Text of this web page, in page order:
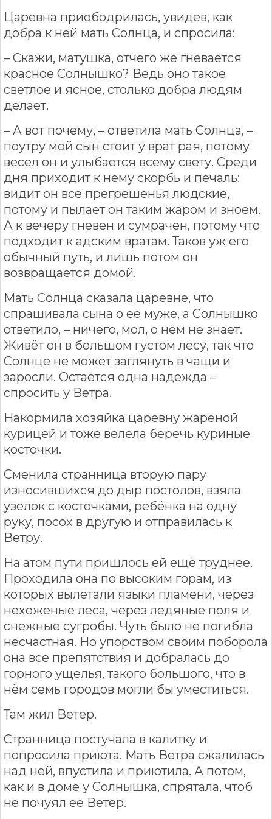
Царевна приободрилась, увидев, как
добра к ней мать Солнца, и спросила:
– Скажи, матушка, отчего же гневается
красное Солнышко? Ведь оно такое
светлое и ясное, столько добра людям
делает.
– А вот почему, – ответила мать Солнца, –
поутру мой сын стоит у врат рая, потому
весел он и улыбается всему свету. Среди
дня приходит к нему скорбь и печаль:
видит он все прегрешенья людские,
потому и пылает он таким жаром и зноем.
А к вечеру гневен и сумрачен, потому что
подходит к адским вратам. Таков уж его
обычный путь, и лишь потом он
возвращается домой.
Мать Солнца сказала царевне, что
спрашивала сына о её муже, а Солнышко
ответило, – ничего, мол, о нём не знает.
Живёт он в большом густом лесу, так что
Солнце не может заглянуть в чащи и
заросли. Остаётся одна надежда –
спросить у Ветра.
Накормила хозяйка царевну жареной
курицей и тоже велела беречь куриные
косточки.
Сменила странница вторую пару
износившихся до дыр постолов, взяла
узелок с косточками, ребёнка на одну
руку, посох в другую и отправилась к
Ветру.
На атом пути пришлось ей ещё труднее.
Проходила она по высоким горам, из
которых вылетали языки пламени, через
нехоженые леса, через ледяные поля и
снежные сугробы. Чуть было не погибла
несчастная. Но упорством своим поборола
она все препятствия и добралась до
горного ущелья, такого большого, что в
нём семь городов могли бы уместиться.
Там жил Ветер.
Странница постучала в калитку и
попросила приюта. Мать Ветра сжалилась
над ней, впустила и приютила. А потом,
как и в доме у Солнышка, спрятала, чтоб
не почуял её Ветер.